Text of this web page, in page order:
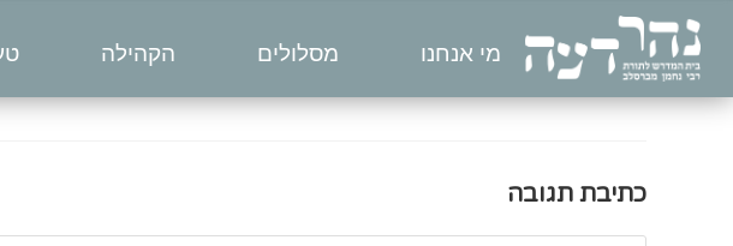
מי אנחנו מסלולים הקהילה
כתיבת תגובה